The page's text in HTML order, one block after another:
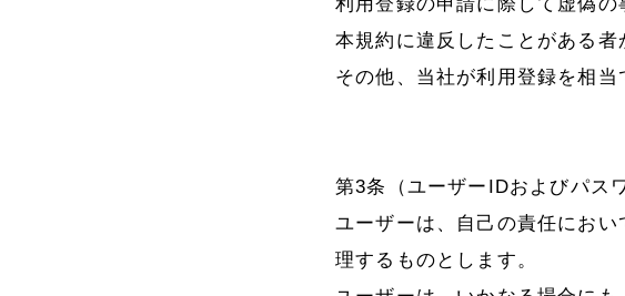
本規約に違反したことがある
その他、当社が利用登録を相
第3条（ユーザーIDおよびパス
ユーザーは、自己の責任にお
理するものとします。